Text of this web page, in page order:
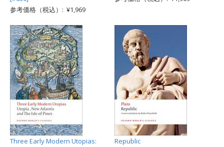
参考価格（税込）: ¥1,969
Three Early Modern Utopias:
Republic